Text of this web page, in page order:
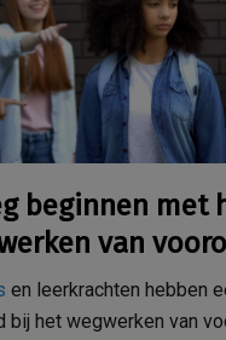
beginnen met
van
en leerkrachten hebben
bij het wegwerken van